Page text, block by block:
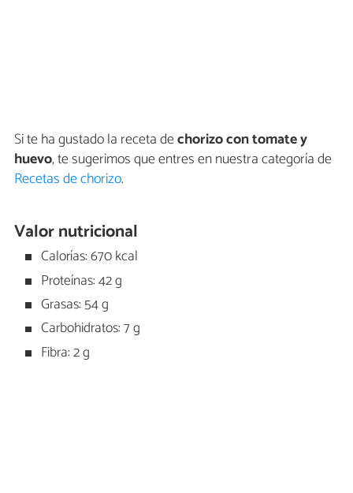
Si te ha gustado la receta dechorizo con tomate y
huevo, te sugerimos que entres en nuestra categoría de
Recetas de chorizo.
Valor nutricional
Calorías: 670 kcal
Proteínas: 42 g
Grasas: 54 g
Carbohidratos: 7 g
Fibra: 2 g